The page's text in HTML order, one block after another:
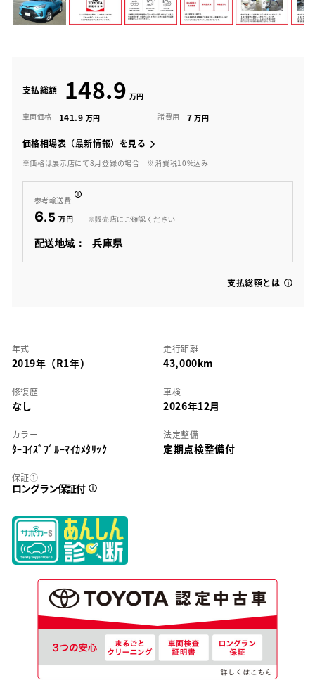
支払総額 148.9
車両価格 141.9 諸費用 7
価格相場表（最新情報）を見る
※価格は展示店にて8月登録の場合 ※消費税10%込み
参考輸送費
6.5 ※販売店にご確認ください
配送地域： 兵庫県
支払総額とは
年式
2019年（R1年）
走行距離
43,000km
修復歴
なし
車検
2026年12月
カラー
ﾀｰｺｲｽﾞﾌﾞﾙｰﾏｲｶﾒﾀﾘｯｸ
法定整備
定期点検整備付
保証①
ロングラン保証付